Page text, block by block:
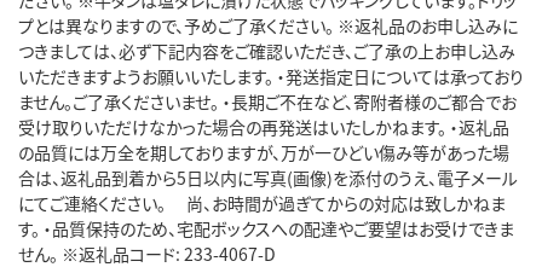
プとは異なりますので、予めご了承ください。 ※返礼品のお申し込みに
つきましては、必ず下記内容をご確認いただき、ご了承の上お申し込み
いただきますようお願いいたします。 ・発送指定日については承っており
ません。ご了承くださいませ。 ・長期ご不在など、寄附者様のご都合でお
受け取りいただけなかった場合の再発送はいたしかねます。 ・返礼品
の品質には万全を期しておりますが、万が一ひどい傷み等があった場
合は、返礼品到着から5日以内に写真(画像)を添付のうえ、電子メール
にてご連絡ください。 尚、お時間が過ぎてからの対応は致しかねま
す。 ・品質保持のため、宅配ボックスへの配達やご要望はお受けできま
せん。 ※返礼品コード: 233-4067-D